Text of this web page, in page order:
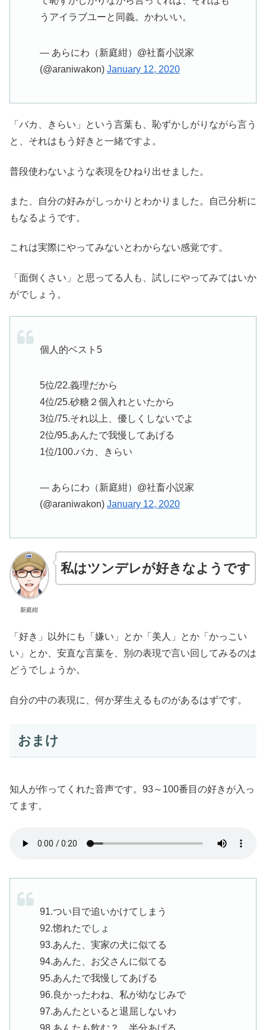
うアイラブユーと同義。かわいい。
— あらにわ（新庭紺）@社畜小説家
(@araniwakon) January 12, 2020
「バカ、きらい」という言葉も、恥ずかしがりながら言う
と、それはもう好きと一緒ですよ。
普段使わないような表現をひねり出せました。
また、自分の好みがしっかりとわかりました。自己分析に
もなるようです。
これは実際にやってみないとわからない感覚です。
「面倒くさい」と思ってる人も、試しにやってみてはいか
がでしょう。
個人的ベスト5
5位/22.義理だから
4位/25.砂糖２個入れといたから
3位/75.それ以上、優しくしないでよ
2位/95.あんたで我慢してあげる
1位/100.バカ、きらい
— あらにわ（新庭紺）@社畜小説家
(@araniwakon) January 12, 2020
新庭紺
私はツンデレが好きなようです
「好き」以外にも「嫌い」とか「美人」とか「かっこい
い」とか、安直な言葉を、別の表現で言い回してみるのは
どうでしょうか。
自分の中の表現に、何か芽生えるものがあるはずです。
おまけ
知人が作ってくれた音声です。93～100番目の好きが入っ
てます。
91.つい目で追いかけてしまう
92.惚れたでしょ
93.あんた、実家の犬に似てる
94.あんた、お父さんに似てる
95.あんたで我慢してあげる
96.良かったわね、私が幼なじみで
97.あんたといると退屈しないわ